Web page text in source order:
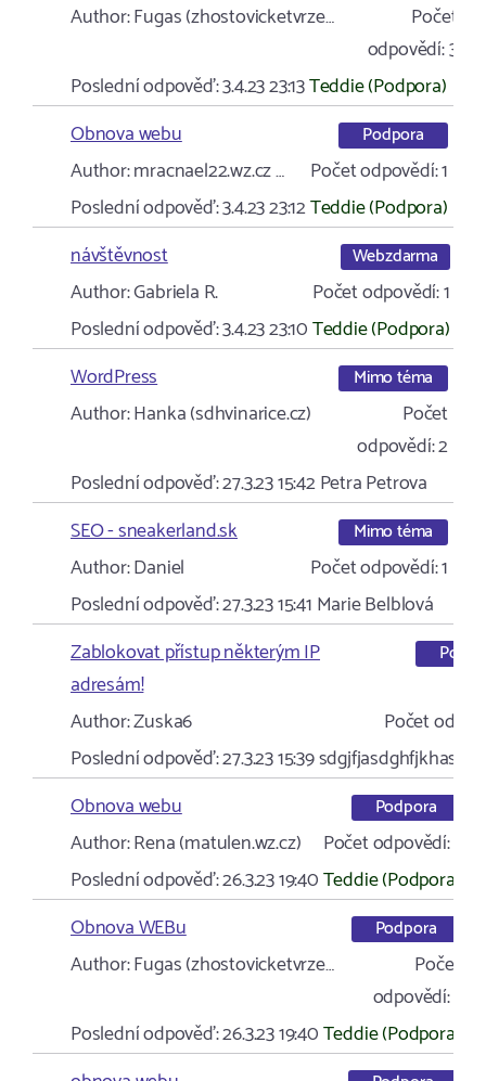
Author:Fugas (zhostovicketvrze…
Počet
odpovědí:3
Poslední odpověď:3.4.23 23:13Teddie (Podpora)
Obnova webu
Podpora
Author:mracnael22.wz.cz … Počet odpovědí:1
Poslední odpověď:3.4.23 23:12Teddie (Podpora)
návštěvnost
Webzdarma
Author:Gabriela R. Počet odpovědí:1
Poslední odpověď:3.4.23 23:10Teddie (Podpora)
WordPress
Mimo téma
Author:Hanka (sdhvinarice.cz)
Počet
odpovědí:2
Poslední odpověď:27.3.23 15:42Petra Petrova
SEO - sneakerland.sk
Mimo téma
Author:Daniel Počet odpovědí:1
Poslední odpověď:27.3.23 15:41 Marie Belblová
Zablokovat přístup některým IP
adresám!
Author:Zuska6
Počet
Poslední odpověď:27.3.23 15:39
Obnova webu
Podpora
Author:Rena (matulen.wz.cz) Počet odpovědí:1
Poslední odpověď:26.3.23 19:40Teddie (Podpora)
Obnova WEBu
Podpora
Author:Fugas (zhostovicketvrze…
Počet
odpovědí:1
Poslední odpověď:26.3.23 19:40Teddie (Podpora)